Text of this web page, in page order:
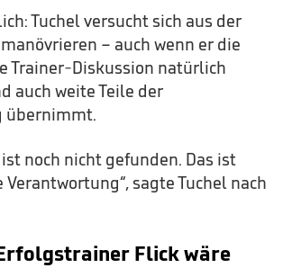
Tuchel versucht sich aus der
– auch wenn er die
Trainer-Diskussion natürlich
auch weite Teile der
übernimmt.
ist noch nicht gefunden. Das ist
sagte Tuchel nach
Flick wäre